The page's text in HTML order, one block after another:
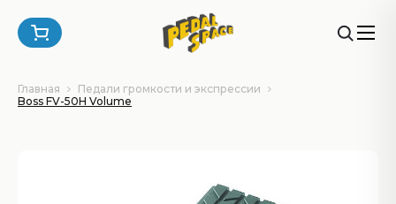
Главная
Педали громкости и экспрессии
Boss FV-50H Volume